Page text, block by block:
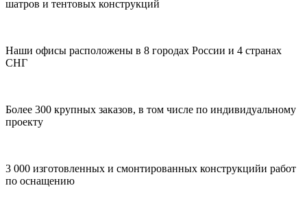
шатров и тентовых конструкций
Наши офисы расположены в 8 городах России и 4 странах
СНГ
Более 300 крупных заказов, в том числе по индивидуальному
проекту
3 000 изготовленных и смонтированных конструкцийи работ
по оснащению